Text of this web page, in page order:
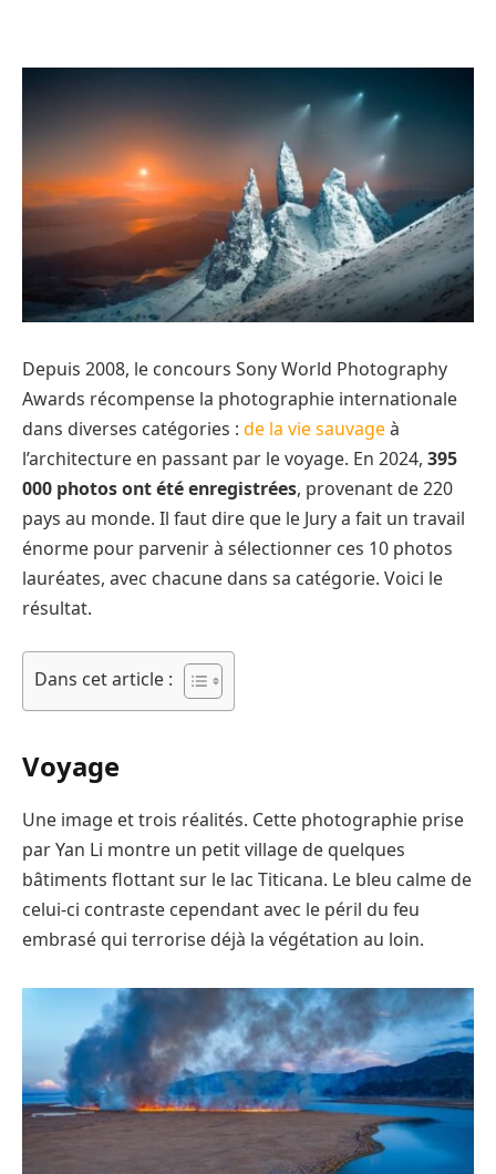
Depuis 2008, le concours Sony World Photography
Awards récompense la photographie internationale
dans diverses catégories : de la vie sauvageà
l’architecture en passant par le voyage. En 2024, 395
000 photos ont été enregistrées, provenant de 220
pays au monde. Il faut dire que le Jury a fait un travail
énorme pour parvenir à sélectionner ces 10 photos
lauréates, avec chacune dans sa catégorie. Voici le
résultat.
Dans cet article :
Voyage
Une image et trois réalités. Cette photographie prise
par Yan Li montre un petit village de quelques
bâtiments flottant sur le lac Titicana. Le bleu calme de
celui-ci contraste cependant avec le péril du feu
embrasé qui terrorise déjà la végétation au loin.